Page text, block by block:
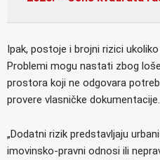
Ipak, postoje i brojni rizici
Problemi mogu nastati zbog
prostora koji ne odgovara
provere vlasničke dokumentacije.
„Dodatni rizik predstavljaju
imovinsko-pravni odnosi ili